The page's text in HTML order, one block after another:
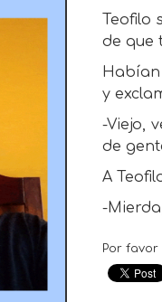
Teofilo
de que
y
-Viejo,
de
A
-
Por